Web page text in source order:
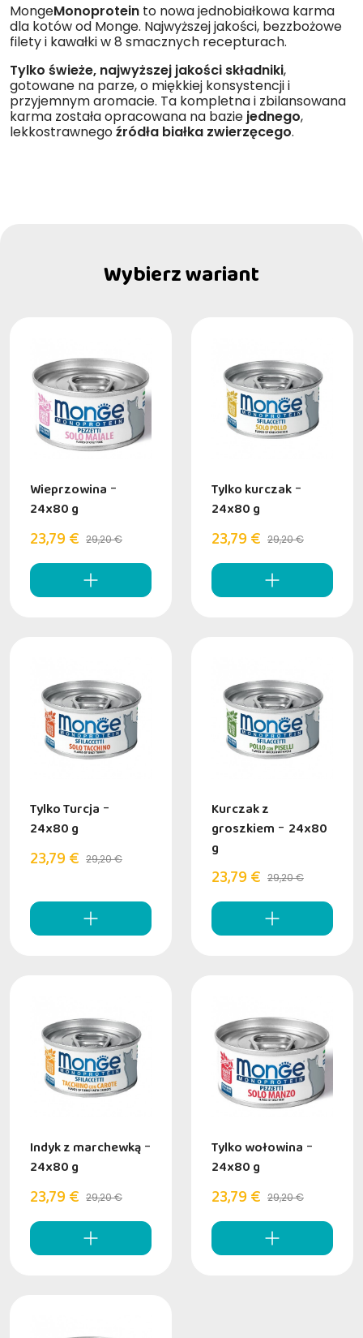
MongeMonoprotein to nowa jednobiałkowa karma
dla kotów od Monge. Najwyższej jakości, bezzbożowe
filety i kawałki w 8 smacznych recepturach.
Tylko świeże, najwyższej jakości składniki,
gotowane na parze, o miękkiej konsystencji i
przyjemnym aromacie. Ta kompletna i zbilansowana
karma została opracowana na bazie jednego,
lekkostrawnegoźródła białka zwierzęcego.
Wybierz wariant
Wieprzowina -
24x80 g
23,79 € 29,20 €
Tylko kurczak -
24x80 g
23,79 € 29,20 €
Tylko Turcja -
24x80 g
23,79 € 29,20 €
Kurczak z
groszkiem - 24x80
g
23,79 € 29,20 €
Indyk z marchewką -
24x80 g
23,79 € 29,20 €
Tylko wołowina -
24x80 g
23,79 € 29,20 €